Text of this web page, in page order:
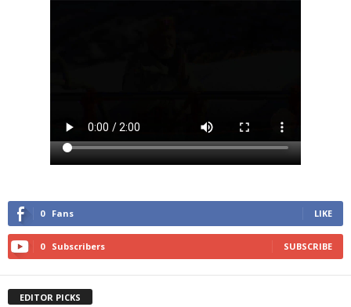
0 Fans LIKE
0 Subscribers SUBSCRIBE
EDITOR PICKS